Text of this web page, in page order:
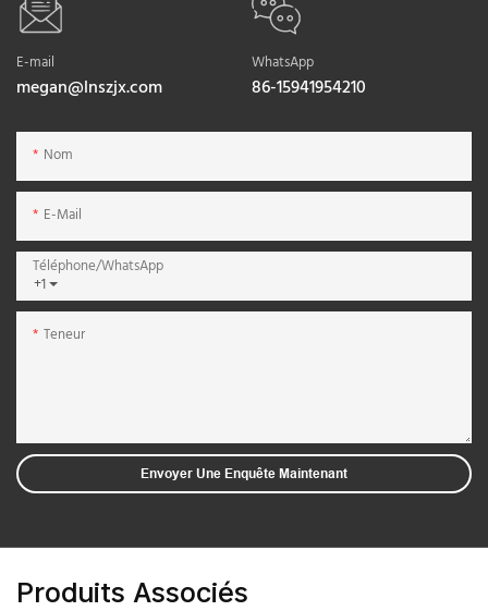
E-mail
megan@lnszjx.com
WhatsApp
86-15941954210
Nom
E-Mail
+1
Téléphone/WhatsApp
Teneur
Envoyer Une Enquête Maintenant
Produits Associés